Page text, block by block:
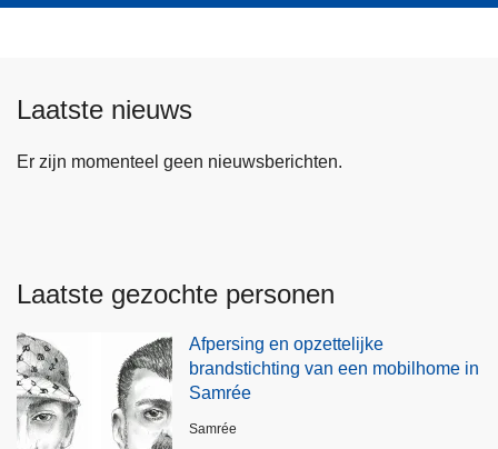
Laatste nieuws
Er zijn momenteel geen nieuwsberichten.
Laatste gezochte personen
Afpersing en opzettelijke
brandstichting van een mobilhome in
Samrée
Plaats
Samrée